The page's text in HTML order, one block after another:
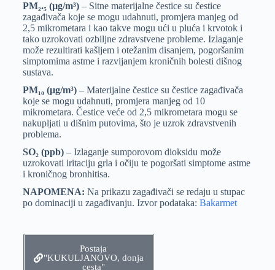
PM₂.₅ (µg/m³)– Sitne materijalne čestice su čestice
zagađivača koje se mogu udahnuti, promjera manjeg od
2,5 mikrometara i kao takve mogu ući u pluća i krvotok i
tako uzrokovati ozbiljne zdravstvene probleme. Izlaganje
može rezultirati kašljem i otežanim disanjem, pogoršanim
simptomima astme i razvijanjem kroničnih bolesti dišnog
sustava.
PM₁₀ (µg/m³)– Materijalne čestice su čestice zagađivača
koje se mogu udahnuti, promjera manjeg od 10
mikrometara. Čestice veće od 2,5 mikrometara mogu se
nakupljati u dišnim putovima, što je uzrok zdravstvenih
problema.
SO₂ (ppb)– Izlaganje sumporovom dioksidu može
uzrokovati iritaciju grla i očiju te pogoršati simptome astme
i kroničnog bronhitisa.
NAPOMENA: Na prikazu zagađivači se redaju u stupac
po dominaciji u zagađivanju. Izvor podataka: Bakarmet
Postaja
"KUKULJANOVO, donja
cesta"